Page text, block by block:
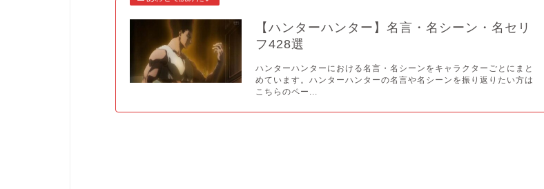
【ハンターハンター】名言・名シーン・名セリ
フ428選
ハンターハンターにおける名言・名シーンをキャラクターごとにまと
めています。ハンターハンターの名言や名シーンを振り返りたい方は
こちらのペー...